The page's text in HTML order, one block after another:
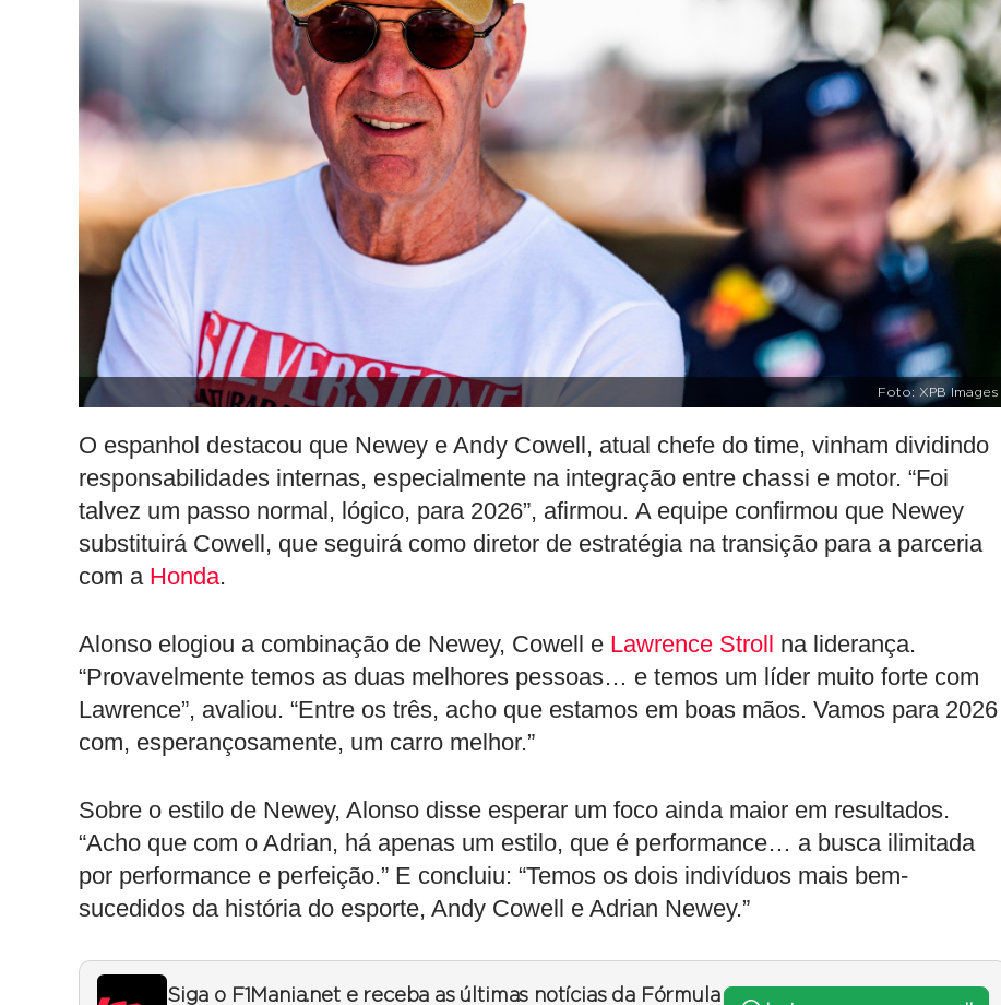
Foto: XPB Images
O espanhol destacou que Newey e Andy Cowell, atual chefe do time, vinham dividindo
responsabilidades internas, especialmente na integração entre chassi e motor. “Foi
talvez um passo normal, lógico, para 2026”, afirmou. A equipe confirmou que Newey
substituirá Cowell, que seguirá como diretor de estratégia na transição para a parceria
com a Honda.
Alonso elogiou a combinação de Newey, Cowell e Lawrence Stroll
na liderança.
“Provavelmente temos as duas melhores pessoas… e temos um líder muito forte com
Lawrence”, avaliou. “Entre os três, acho que estamos em boas mãos. Vamos para 2026
com, esperançosamente, um carro melhor.”
Sobre o estilo de Newey, Alonso disse esperar um foco ainda maior em resultados.
“Acho que com o Adrian, há apenas um estilo, que é performance… a busca ilimitada
por performance e perfeição.” E concluiu: “Temos os dois indivíduos mais bem-
sucedidos da história do esporte, Andy Cowell e Adrian Newey.”
Siga o F1Mania.net e receba as últimas notícias da Fórmula